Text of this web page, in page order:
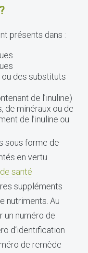
présents dans :
des substituts
de l’inuline)
de minéraux ou de
de l’inuline ou
sous forme de
en vertu
santé
suppléments
nutriments. Au
un numéro de
d’identification
de remède